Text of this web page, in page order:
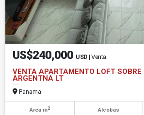
US$240,000 USD | Venta
VENTA APARTAMENTO LOFT
ARGENTNA LT
Panama
Área m2 Alcobas